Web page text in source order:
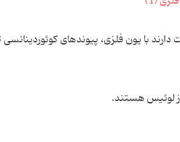
دارند با یون فلزی، پیوندهای
لوئیس هستند.